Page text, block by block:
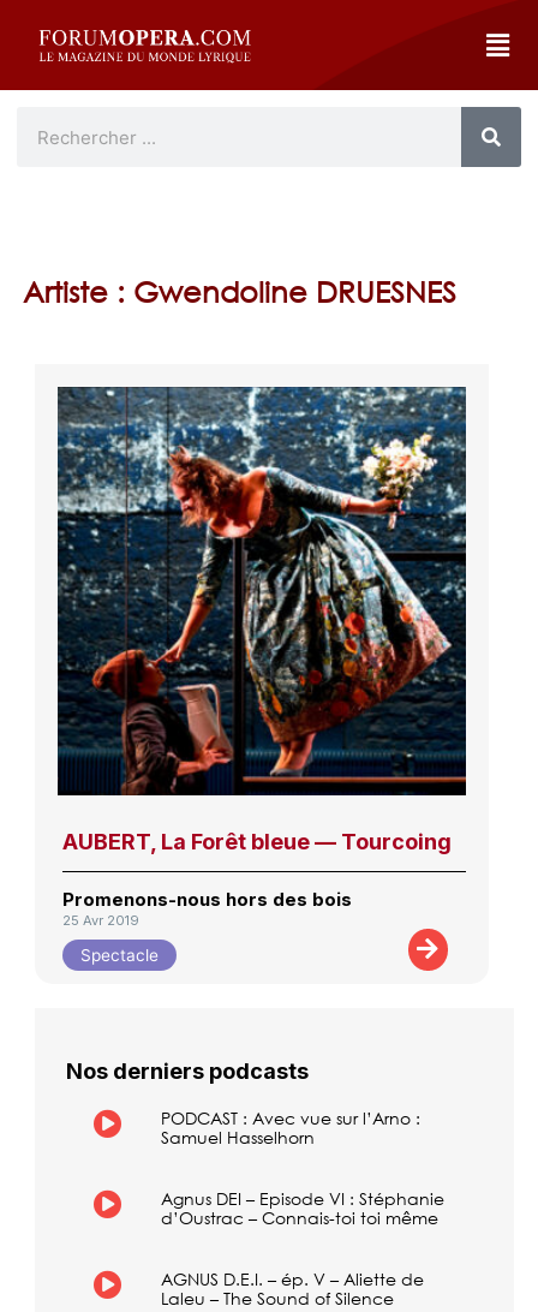
Artiste : Gwendoline DRUESNES
AUBERT, La Forêt bleue — Tourcoing
Promenons-nous hors des bois
25 Avr 2019
Spectacle
Nos derniers podcasts
PODCAST : Avec vue sur l’Arno :
Samuel Hasselhorn
Agnus DEI – Episode VI : Stéphanie
d’Oustrac – Connais-toi toi même
AGNUS D.E.I. – ép. V – Aliette de
Laleu – The Sound of Silence